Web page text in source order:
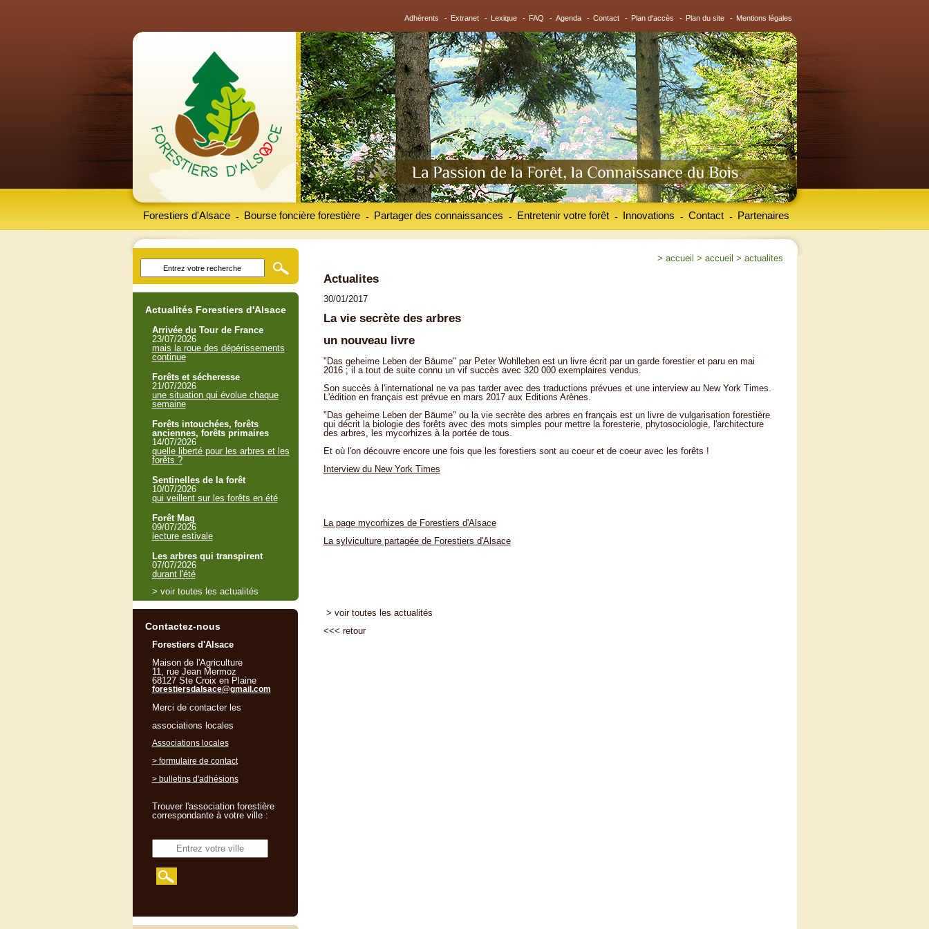
Adhérents - Extranet - Lexique - FAQ - Agenda - Contact - Plan d'accès - Plan du site - Mentions légales
Forestiers d'Alsace Bourse foncière forestière
- Partager des connaissances
- Entretenir votre forêt
- Innovations
- Contact
- Partenaires
-
> accueil > accueil > actualites
Actualites
30/01/2017
La vie secrète des arbres
un nouveau livre
"Das geheime Leben der Bäume" par Peter Wohlleben est un livre écrit par un garde forestier et paru en mai
2016 ; il a tout de suite connu un vif succès avec 320 000 exemplaires vendus.
Son succès à l'international ne va pas tarder avec des traductions prévues et une interview au New York Times.
L'édition en français est prévue en mars 2017 aux Editions Arènes.
"Das geheime Leben der Bäume" ou la vie secrète des arbres en français est un livre de vulgarisation forestière
qui décrit la biologie des forêts avec des mots simples pour mettre la foresterie, phytosociologie, l'architecture
des arbres, les mycorhizes à la portée de tous.
Et où l'on découvre encore une fois que les forestiers sont au coeur et de coeur avec les forêts !
Interview du New York Times
La page mycorhizes de Forestiers d'Alsace
La sylviculture partagée de Forestiers d'Alsace
> voir toutes les actualités
<<< retour
Actualités Forestiers d'Alsace
Arrivée du Tour de France
23/07/2026
mais la roue des dépérissements
continue
Forêts et sécheresse
21/07/2026
une situation qui évolue chaque
semaine
Forêts intouchées, forêts
anciennes, forêts primaires
14/07/2026
quelle liberté pour les arbres et les
forêts ?
Sentinelles de la forêt
10/07/2026
qui veillent sur les forêts en été
Forêt Mag
09/07/2026
lecture estivale
Les arbres qui transpirent
07/07/2026
durant l'été
> voir toutes les actualités
Contactez-nous
Forestiers d'Alsace
Maison de l'Agriculture
11, rue Jean Mermoz
68127 Ste Croix en Plaine
forestiersdalsace@gmail.com
Merci de contacter les
associations locales
Associations locales
> formulaire de contact
> bulletins d'adhésions
Trouver l'association forestière
correspondante à votre ville :